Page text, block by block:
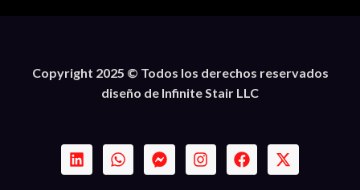
Copyright 2025 © Todos los derechos reservados
diseño de Infinite Stair LLC